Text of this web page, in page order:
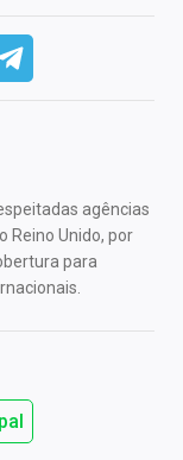
agências
Reino Unido, por
para